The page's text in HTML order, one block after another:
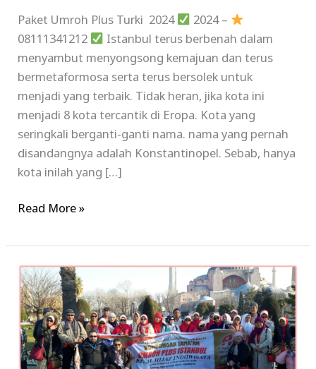
Paket Umroh Plus Turki 2024
2024 –
08111341212
Istanbul terus berbenah dalam
menyambut menyongsong kemajuan dan terus
bermetaformosa serta terus bersolek untuk
menjadi yang terbaik. Tidak heran, jika kota ini
menjadi 8 kota tercantik di Eropa. Kota yang
seringkali berganti-ganti nama. nama yang pernah
disandangnya adalah Konstantinopel. Sebab, hanya
kota inilah yang […]
Read More »
Paket
Tour
Umroh
Plus
Turki